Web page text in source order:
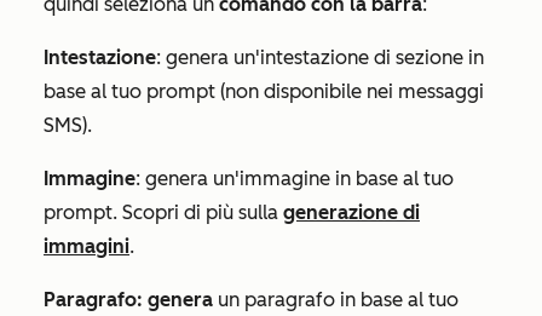
Intestazione: genera un'intestazione di sezione in
base al tuo prompt (non disponibile nei messaggi
SMS).
Immagine: genera un'immagine in base al tuo
prompt. Scopri di più sulla generazione di
immagini.
Paragrafo: genera un paragrafo in base al tuo